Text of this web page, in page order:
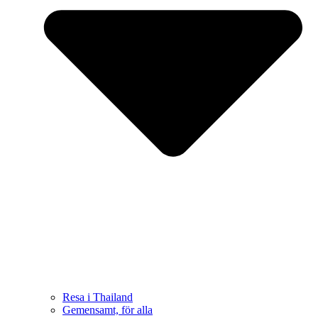
Resa i Thailand
Gemensamt, för alla